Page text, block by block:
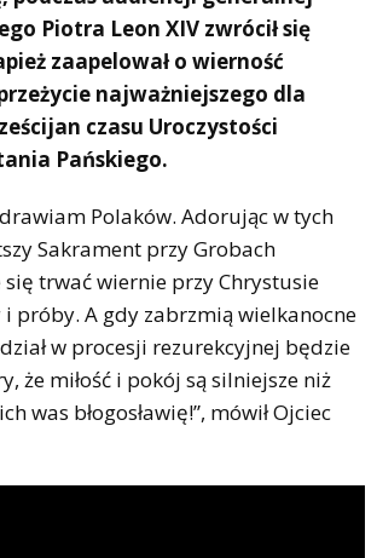
Piotra Leon XIV zwrócił się
zaapelował o wierność
najważniejszego dla
czasu Uroczystości
Pańskiego.
Polaków. Adorując w tych
Sakrament przy Grobach
się trwać wiernie przy Chrystusie
i próby. A gdy zabrzmią wielkanocne
w procesji rezurekcyjnej będzie
że miłość i pokój są silniejsze niż
was błogosławię!”, mówił Ojciec